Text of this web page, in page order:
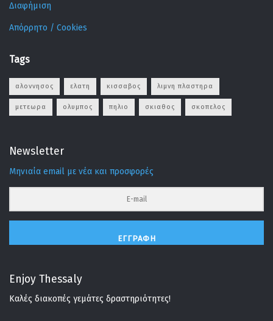
Διαφήμιση
Απόρρητο / Cookies
Tags
αλοννησος ελατη κισσαβος λιμνη πλαστηρα
μετεωρα ολυμπος πηλιο σκιαθος σκοπελος
Newsletter
Μηνιαία email με νέα και προσφορές
ΕΓΓΡΑΦΉ
Enjoy Thessaly
Καλές διακοπές γεμάτες δραστηριότητες!